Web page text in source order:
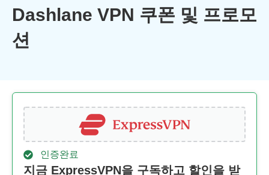
Dashlane VPN 쿠폰 및 프로모
션
인증완료
지금 ExpressVPN을 구독하고 할인을 받